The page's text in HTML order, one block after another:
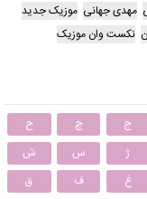
مهدی جهانی موزیک جدید
نکست وان موزیک
ج چ
ح
ژ س
ش
غ ف
ق